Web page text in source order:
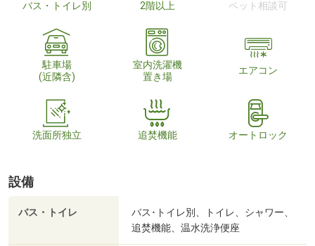
バス・トイレ別 2階以上 ペット相談可
駐車場
(近隣含)
室内洗濯機
置き場
エアコン
洗面所独立 追焚機能 オートロック
設備
バス・トイレ
バス･トイレ別、トイレ、シャワー、
追焚機能、温水洗浄便座